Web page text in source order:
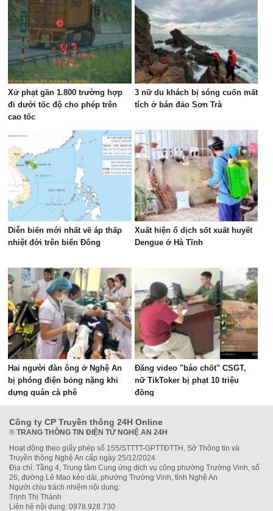
Xử phạt gần 1.800 trường hợp
đi dưới tốc độ cho phép trên
cao tốc
3 nữ du khách bị sóng cuốn mất
tích ở bán đảo Sơn Trà
Diễn biến mới nhất về áp thấp
nhiệt đới trên biển Đông
Xuất hiện ổ dịch sốt xuất huyết
Dengue ở Hà Tĩnh
Hai người đàn ông ở Nghệ An
bị phóng điện bỏng nặng khi
dựng quán cà phê
Đăng video "báo chốt" CSGT,
nữ TikToker bị phạt 10 triệu
đồng
Công ty CP Truyền thông 24H Online
® TRANG THÔNG TIN ĐIỆN TỬ NGHỆ AN 24H
Hoạt động theo giấy phép số 155/STTTT-GPTTĐTTH, Sở Thông tin và
Truyền thông Nghệ An cấp ngày 25/12/2024
Địa chỉ: Tầng 4, Trung tâm Cung ứng dịch vụ công phường Trường Vinh, số
26, đường Lê Mao kéo dài, phường Trường Vinh, tỉnh Nghệ An
Người chịu trách nhiệm nội dung:
Trịnh Thị Thành
Liên hệ nội dung: 0978.928.730